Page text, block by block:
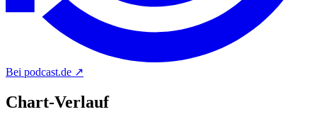
Bei podcast.de ↗
Chart-Verlauf